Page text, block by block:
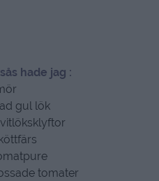
hade jag :
gul lök
tomater